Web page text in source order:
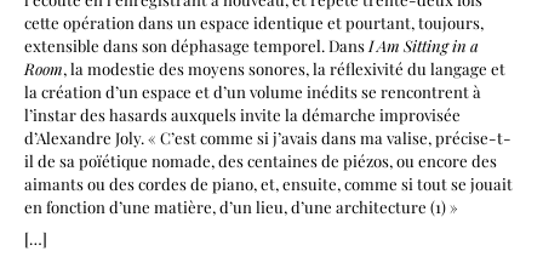
cette opération dans un espace identique et pourtant, toujours,
extensible dans son déphasage temporel. Dans I Am Sitting in a
Room, la modestie des moyens sonores, la réflexivité du langage et
la création d’un espace et d’un volume inédits se rencontrent à
l’instar des hasards auxquels invite la démarche improvisée
d’Alexandre Joly. « C’est comme si j’avais dans ma valise, précise-t-
il de sa poïétique nomade, des centaines de piézos, ou encore des
aimants ou des cordes de piano, et, ensuite, comme si tout se jouait
en fonction d’une matière, d’un lieu, d’une architecture (1) »
[…]